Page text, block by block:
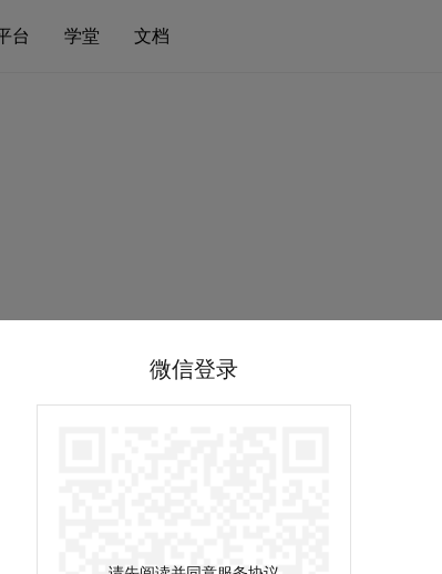
台 学堂 文档
微信登录